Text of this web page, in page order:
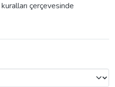
çerçevesinde